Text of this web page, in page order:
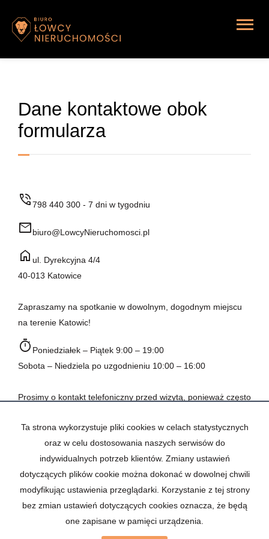
Strona główna
Dane kontaktowe obok
formularza
phone_in_talk798 440 300 - 7 dni w tygodniu
mailbiuro@LowcyNieruchomosci.pl
home ul. Dyrekcyjna 4/4
40-013 Katowice
Zapraszamy na spotkanie w dowolnym, dogodnym miejscu
na terenie Katowic!
timer Poniedziałek – Piątek 9:00 – 19:00
Sobota – Niedziela po uzgodnieniu 10:00 – 16:00
Prosimy o kontakt telefoniczny przed wizytą, ponieważ często
Dane firmowe
NIP 954-264-97-01
Regon 521166390
Nr licencji 27263
Ta strona wykorzystuje pliki cookies w celach statystycznych
oraz w celu dostosowania naszych serwisów do
indywidualnych potrzeb klientów. Zmiany ustawień
dotyczących plików cookie można dokonać w dowolnej chwili
modyfikując ustawienia przeglądarki. Korzystanie z tej strony
bez zmian ustawień dotyczących cookies oznacza, że będą
one zapisane w pamięci urządzenia.